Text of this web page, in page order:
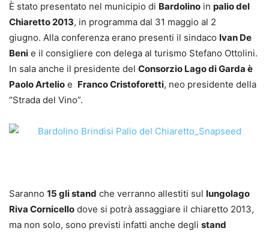
È stato presentato nel municipio di Bardolino in palio del
Chiaretto 2013, in programma dal 31 maggio al 2
giugno. Alla conferenza erano presenti il sindaco Ivan De
Beni e il consigliere con delega al turismo Stefano Ottolini.
In sala anche il presidente del Consorzio Lago di Garda è
Paolo Artelio e Franco Cristoforetti, neo presidente della
“Strada del Vino”.
Saranno 15 gli stand che verranno allestiti sul lungolago
Riva Cornicello dove si potrà assaggiare il chiaretto 2013,
ma non solo, sono previsti infatti anche degli stand